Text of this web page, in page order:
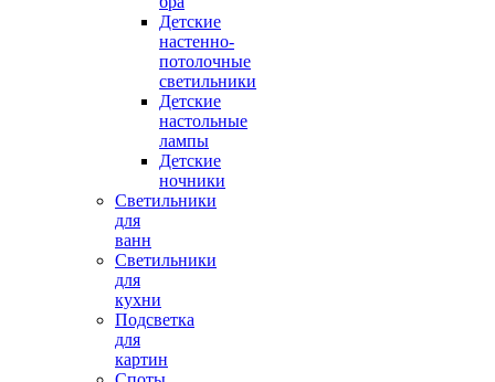
Детские
настенно-
потолочные
светильники
Детские
настольные
лампы
Детские
ночники
Светильники
для
ванн
Светильники
для
кухни
Подсветка
для
картин